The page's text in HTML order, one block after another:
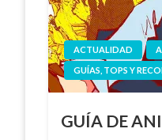
ACTUALIDAD
GUÍAS, TOPS Y
GUÍA DE